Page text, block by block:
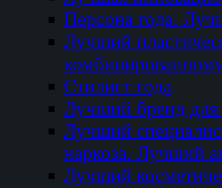
Персона года.
Лучший
Стилист года
Лучший бренд
Лучший
наркоза. Лучший
Лучший